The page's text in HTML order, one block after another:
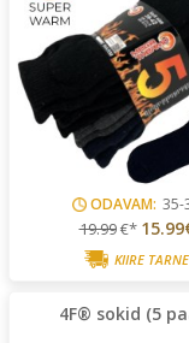
ODAVAM: 35-
19.99€*
KIIRE TARNE
4F® sokid (5